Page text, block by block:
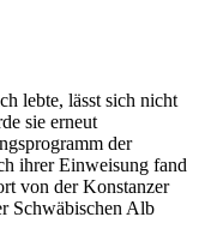
lebte, lässt sich nicht
sie erneut
der
ihrer Einweisung fand
von der Konstanzer
Schwäbischen Alb